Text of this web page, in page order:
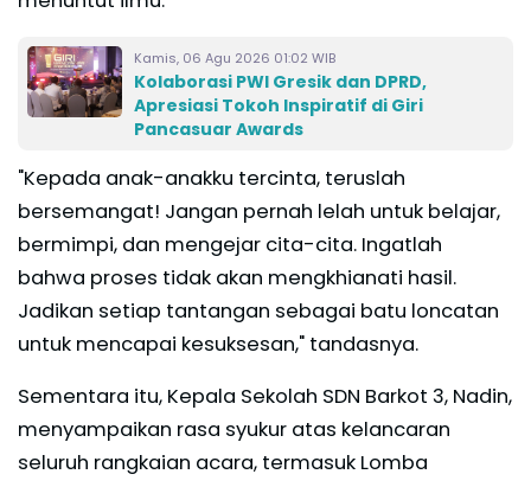
Kamis, 06 Agu 2026 01:02 WIB
Kolaborasi PWI Gresik dan DPRD,
Apresiasi Tokoh Inspiratif di Giri
Pancasuar Awards
"Kepada anak-anakku tercinta, teruslah
bersemangat! Jangan pernah lelah untuk belajar,
bermimpi, dan mengejar cita-cita. Ingatlah
bahwa proses tidak akan mengkhianati hasil.
Jadikan setiap tantangan sebagai batu loncatan
untuk mencapai kesuksesan," tandasnya.
Sementara itu, Kepala Sekolah SDN Barkot 3, Nadin,
menyampaikan rasa syukur atas kelancaran
seluruh rangkaian acara, termasuk Lomba